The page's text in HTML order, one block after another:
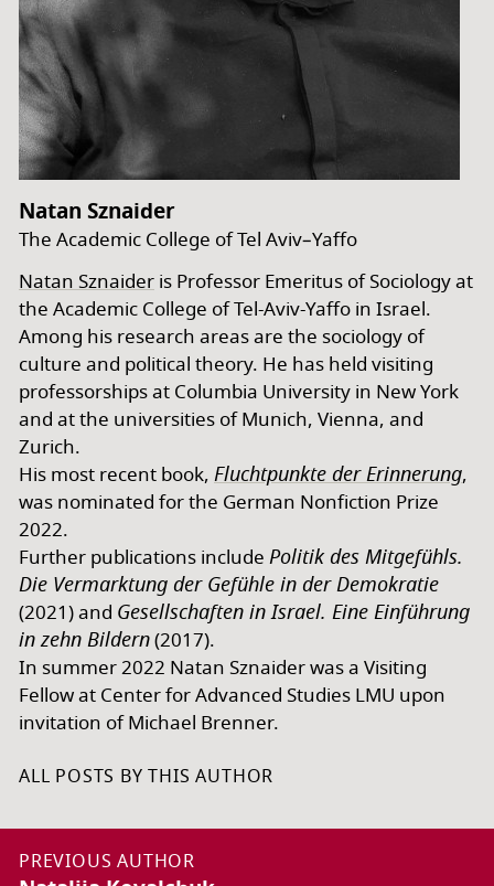
Natan Sznaider
The Academic College of Tel Aviv–Yaffo
Natan Sznaider is Professor Emeritus of Sociology at
the Academic College of Tel-Aviv-Yaffo in Israel.
Among his research areas are the sociology of
culture and political theory. He has held visiting
professorships at Columbia University in New York
and at the universities of Munich, Vienna, and
Zurich.
His most recent book, Fluchtpunkte der Erinnerung,
was nominated for the German Nonfiction Prize
2022.
Further publications include Politik des Mitgefühls.
Die Vermarktung der Gefühle in der Demokratie
(2021) and Gesellschaften in Israel. Eine Einführung
in zehn Bildern(2017).
In summer 2022 Natan Sznaider was a Visiting
Fellow at Center for Advanced Studies LMU upon
invitation of Michael Brenner.
ALL POSTS BY THIS AUTHOR
PREVIOUS AUTHOR